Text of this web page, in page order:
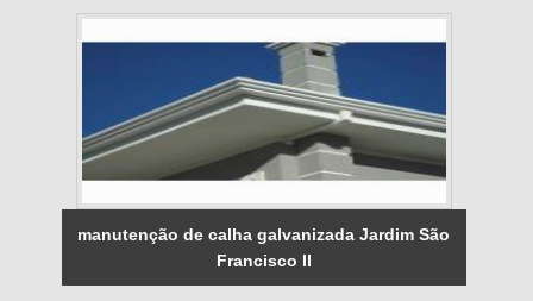
manutenção de calha galvanizada Jardim São
Francisco II